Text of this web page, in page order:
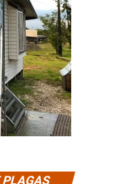
PLAGAS